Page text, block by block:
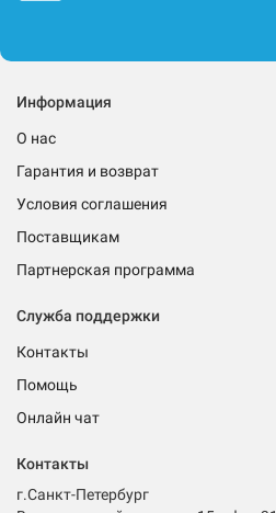
Информация
О нас
Гарантия и возврат
Условия соглашения
Поставщикам
Партнерская программа
Служба поддержки
Контакты
Помощь
Онлайн чат
Контакты
г.Санкт-Петербург